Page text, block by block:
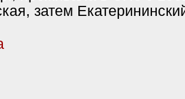
(Стрельна) по